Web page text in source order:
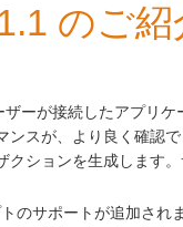
のご紹
ーが接続したアプリ
スが、より良く確認
ションを生成します
のサポートが追加さ